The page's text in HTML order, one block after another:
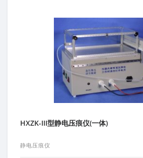
HXZK-III型静电压痕仪(一体)
静电压痕仪